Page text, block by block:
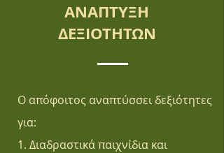
ΑΝΑΠΤΥΞΗ
ΔΕΞΙΟΤΗΤΩΝ
Ο απόφοιτος αναπτύσσει δεξιότητες
για:
1. Διαδραστικά παιχνίδια και